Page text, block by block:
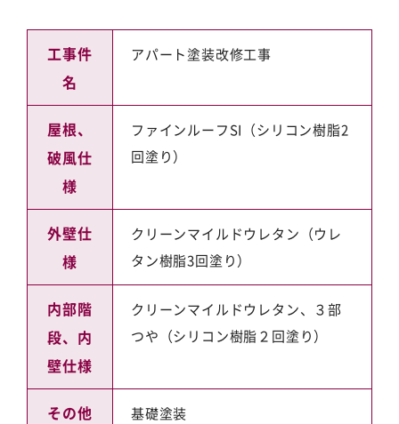
工事件
名
アパート塗装改修工事
屋根、
破風仕
様
ファインルーフSI（シリコン樹脂2
回塗り）
外壁仕
様
クリーンマイルドウレタン（ウレ
タン樹脂3回塗り）
内部階
段、内
壁仕様
クリーンマイルドウレタン、３部
つや（シリコン樹脂２回塗り）
その他
基礎塗装